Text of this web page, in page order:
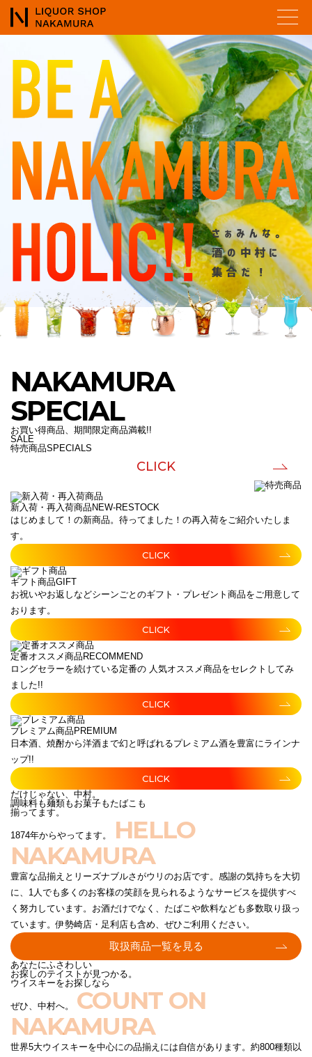
NAKAMURA
SPECIAL
お買い得商品、期間限定商品満載!!
SALE
特売商品SPECIALS
CLICK
新入荷・再入荷商品 NEW-RESTOCK
はじめまして！の新商品。待ってました！の再入荷をご紹介いたしま
す。
CLICK
ギフト商品GIFT
お祝いやお返しなどシーンごとのギフト・プレゼント商品をご用意して
おります。
CLICK
定番オススメ商品 RECOMMEND
ロングセラーを続けている定番の 人気オススメ商品をセレクトしてみ
ました!!
CLICK
プレミアム商品 PREMIUM
日本酒、焼酎から洋酒まで幻と呼ばれるプレミアム酒を豊富にラインナ
ップ!!
CLICK
だけじゃない、中村。
調味料も麺類もお菓子もたばこも
揃ってます。
1874年からやってます。
HELLO
NAKAMURA
豊富な品揃えとリーズナブルさがウリのお店です。感謝の気持ちを大切
に、1人でも多くのお客様の笑顔を見られるようなサービスを提供すべ
く努力しています。お酒だけでなく、たばこや飲料なども多数取り扱っ
ています。伊勢崎店・足利店も含め、ぜひご利用ください。
取扱商品一覧を見る
あなたにふさわしい
お探しのテイストが見つかる。
ウイスキーをお探しなら
ぜひ、中村へ。 COUNT ON
NAKAMURA
世界5大ウイスキーを中心にの品揃えには自信があります。約800種類以